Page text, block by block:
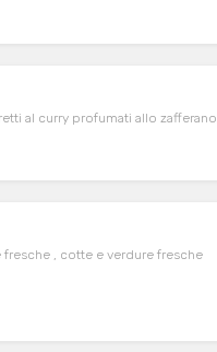
al curry profumati allo
fresche , cotte e verdure fresche